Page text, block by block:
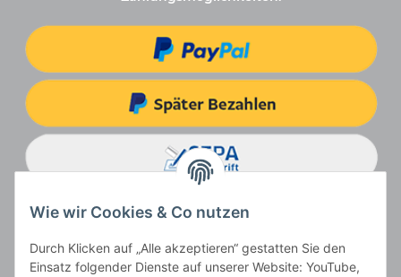
Wie wir Cookies & Co nutzen
Durch Klicken auf „Alle akzeptieren“ gestatten Sie den
Einsatz folgender Dienste auf unserer Website: YouTube,